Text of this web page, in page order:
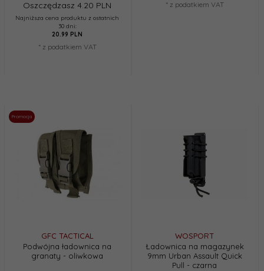
Oszczędzasz 4.20 PLN
Najniższa cena produktu z ostatnich
30 dni:
20.99 PLN
* z podatkiem VAT
* z podatkiem VAT
Promocja
GFC TACTICAL
Podwójna ładownica na
granaty - oliwkowa
WOSPORT
Ładownica na magazynek
9mm Urban Assault Quick
Pull - czarna